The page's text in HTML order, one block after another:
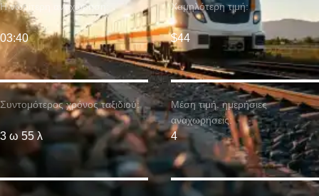
Συντομότερος χρόνος ταξιδιού:
3 ω 55 λ
Η νωρίτερη αναχώρηση:
03:40
Χαμηλότερη τιμή:
$44
Μέση τιμή. ημερήσιες
αναχωρήσεις:
4